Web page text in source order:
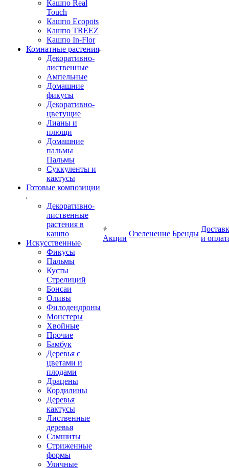
Кашпо Real
Touch
Кашпо Ecopots
Кашпо TREEZ
Кашпо In-Flor
Комнатные растения
Декоративно-
лиственные
Ампельные
Домашние
фикусы
Декоративно-
цветущие
Лианы и
плющи
Домашние
пальмы
Пальмы
Суккуленты и
кактусы
Готовые композиции
Декоративно-
лиственные
растения в
кашпо
Искусственные
Фикусы
Пальмы
Кусты
Стрелиций
Бонсаи
Оливы
Филодендроны
Монстеры
Хвойные
Прочие
Бамбук
Деревья с
цветами и
плодами
Драцены
Кордилины
Деревья
кактусы
Лиственные
деревья
Самшиты
Стриженные
формы
Уличные
Акции
Озеленение Бренды
и